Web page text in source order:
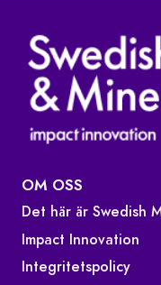
OM OSS
Det här är Swedish
Impact Innovation
Integritetspolicy